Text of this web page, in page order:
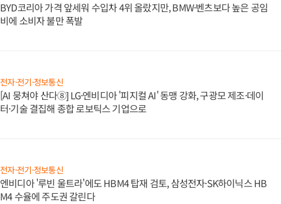
BYD코리아 가격 앞세워 수입차 4위 올랐지만, BMW·벤츠보다 높은 공임
비에 소비자 불만 폭발
전자·전기·정보통신
[AI 뭉쳐야 산다⑧] LG·엔비디아 '피지컬 AI' 동맹 강화, 구광모 제조·데이
터·기술 결집해 종합 로보틱스 기업으로
전자·전기·정보통신
엔비디아 '루빈 울트라'에도 HBM4 탑재 검토, 삼성전자·SK하이닉스 HB
M4 수율에 주도권 갈린다